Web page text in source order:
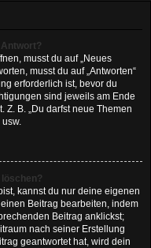
musst du auf „Neues
musst du auf „Antworten“
erforderlich ist, bevor du
sind jeweils am Ende
B. „Du darfst neue Themen
usw.
kannst du nur deine eigenen
Beitrag bearbeiten, indem
Beitrag anklickst;
nach seiner Erstellung
geantwortet hat, wird dein